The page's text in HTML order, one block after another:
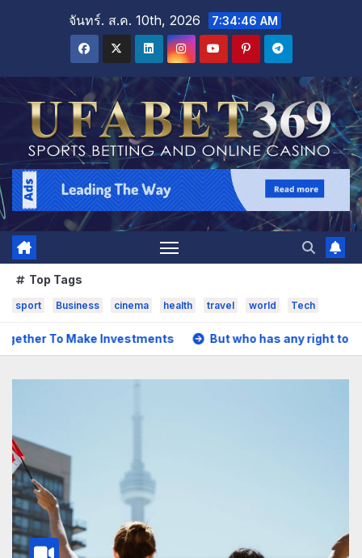
จันทร์. ส.ค. 10th, 2026 7:34:47 AM
Top Tags
sport Business cinema health travel world Tech
But who has any right to find of existence in